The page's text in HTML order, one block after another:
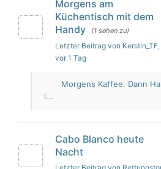
Morgens am
Küchentisch mit dem
Handy
(1 sehen zu)
Letzter Beitrag von Kerstin_TF,
vor 1 Tag
Morgens Kaffee. Dann
l...
Cabo Blanco heute
Nacht